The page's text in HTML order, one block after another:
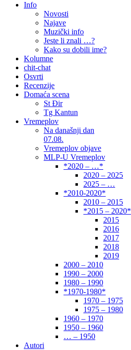
Autori
Info
Novosti
Najave
Muzički info
Jeste li znali …?
Kako su dobili ime?
Kolumne
chit-chat
Osvrti
Recenzije
Domaća scena
St Đir
Tg Kantun
Vremeplov
Na današnji dan
07.08.
Vremeplov objave
MLP-U Vremeplov
*2020 – …*
2020 – 2025
2025 – …
*2010-2020*
2010 – 2015
*2015 – 2020*
2015
2016
2017
2018
2019
2000 – 2010
1990 – 2000
1980 – 1990
*1970-1980*
1970 – 1975
1975 – 1980
1960 – 1970
1950 – 1960
… – 1950
Autori